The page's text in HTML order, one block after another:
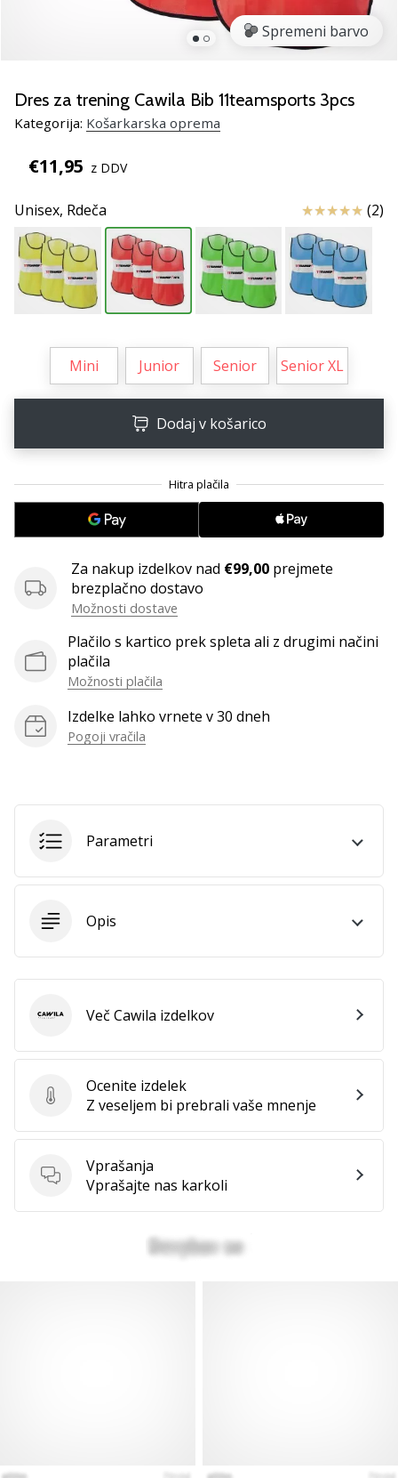
kot
brend
Prikaži
vse
članke
Spremeni barvo
Dres za trening Cawila Bib 11teamsports 3pcs
Kategorija: Košarkarska oprema
€11,95 z DDV
Unisex, Rdeča Ocena izdelka
(2)
Mini Junior Senior Senior XL
Dodaj v košarico
Za nakup izdelkov nad €99,00 prejmete
brezplačno dostavo
Možnosti dostave
Plačilo s kartico prek spleta ali z drugimi načini
plačila
Možnosti plačila
Izdelke lahko vrnete v 30 dneh
Pogoji vračila
Parametri
Opis
Ocenite izdelek
Ocenite izdelek
Z veseljem bi prebrali vaše mnenje
Vprašanja
Vprašanja
Vprašajte nas karkoli
CawilaVeč Cawila izdelkov